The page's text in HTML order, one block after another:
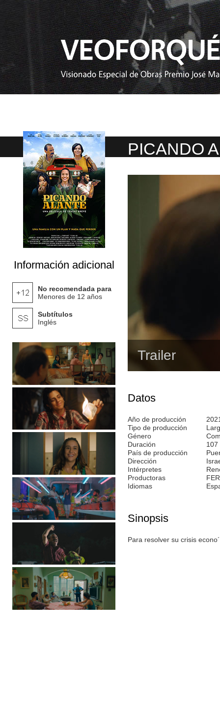
Información adicional
No recomendada para
Menores de 12 años
Subtítulos
Inglés
PICANDO
Trailer
Datos
Año de producción
Tipo de producción
Género
Duración
107
País de producción
Dirección
Intérpretes
Productoras
Idiomas
Sinopsis
Para resolver su crisis